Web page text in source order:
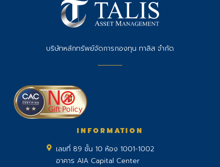
บริษัทหลักทรัพย์จัดการกองทุน ทาลิส จำกัด
INFORMATION
เลขที่ 89 ชั้น 10 ห้อง 1001-1002
อาคาร AIA Capital Center